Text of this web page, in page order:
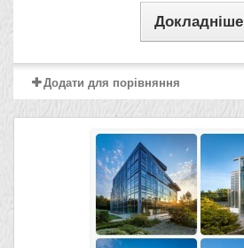
Докладніше
Додати для порівняння